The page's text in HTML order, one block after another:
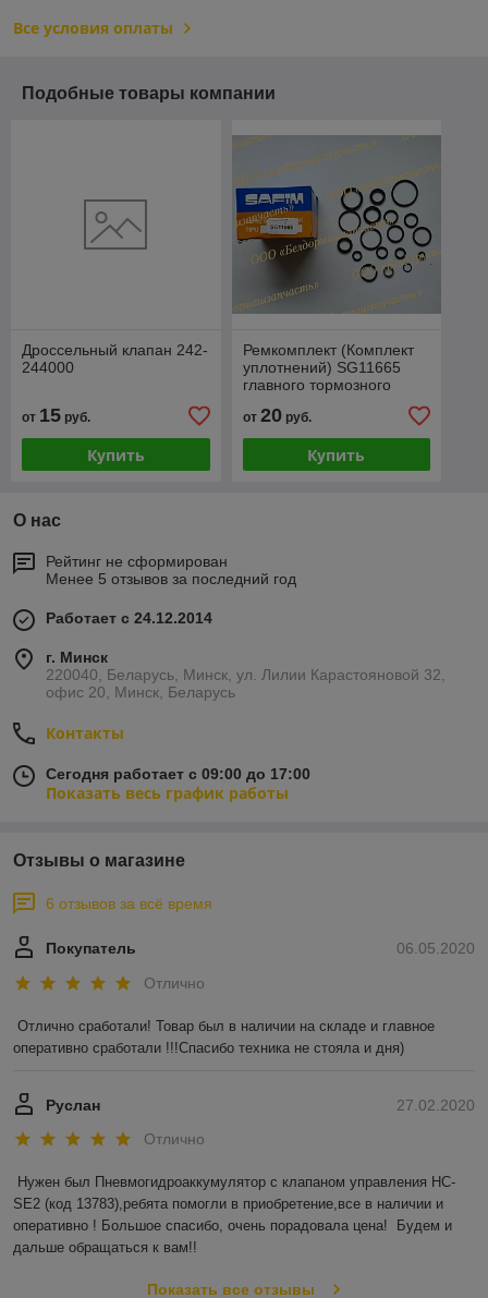
Все условия оплаты
Подобные товары компании
Дроссельный клапан 242-
244000
от 15 руб.
Купить
Ремкомплект (Комплект
уплотнений) SG11665
главного тормозного
от 20руб.
Купить
О нас
Рейтинг не сформирован
Менее 5 отзывов за последний год
Работает с 24.12.2014
г. Минск
220040, Беларусь, Минск, ул. Лилии Карастояновой 32,
офис 20, Минск, Беларусь
Контакты
Сегодня работает с 09:00 до 17:00
Показать весь график работы
Отзывы о магазине
6 отзывов за всё время
06.05.2020
Покупатель
Отлично
Отлично сработали! Товар был в наличии на складе и главное
оперативно сработали !!!Спасибо техника не стояла и дня)
27.02.2020
Руслан
Отлично
Нужен был Пневмогидроаккумулятор с клапаном управления HC-
SE2 (код 13783),ребята помогли в приобретение,все в наличии и
оперативно ! Большое спасибо, очень порадовала цена!  Будем и
дальше обращаться к вам!!
Показать все отзывы